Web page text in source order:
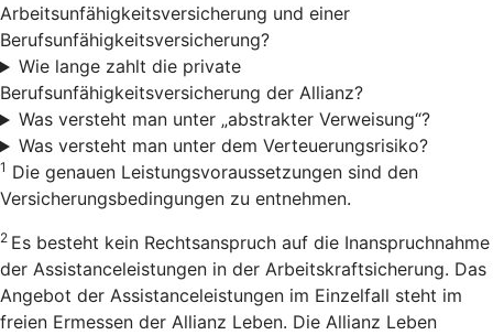
Arbeitsunfähigkeitsversicherung und einer
Berufsunfähigkeitsversicherung?
Wie lange zahlt die private
Berufsunfähigkeitsversicherung der Allianz?
Was versteht man unter „abstrakter Verweisung“?
Was versteht man unter dem Verteuerungsrisiko?
1 Die genauen Leistungsvoraussetzungen sind den
Versicherungsbedingungen zu entnehmen.
2 Es besteht kein Rechtsanspruch auf die Inanspruchnahme
der Assistanceleistungen in der Arbeitskraftsicherung. Das
Angebot der Assistanceleistungen im Einzelfall steht im
freien Ermessen der Allianz Leben. Die Allianz Leben